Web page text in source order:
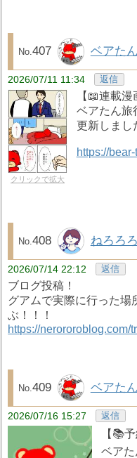
407 ベアたん
2026/07/11 11:34 返信
クリックで拡大
【📖連載漫
ベアたん
更新しまし
https://
408 ねろろ
2026/07/14 22:12 返信
ブログ投稿！
グアムで実際に行った場
ぶ！！！
https://nerororoblog.com/
409 ベアたん
2026/07/16 15:27 返信
【📚️
ベア